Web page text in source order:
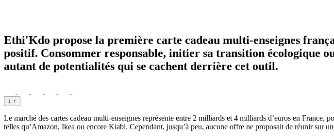
Ethi'Kdo propose la première carte cadeau multi-enseignes
positif. Consommer responsable, initier sa transition écologique
autant de potentialités qui se cachent derrière cet outil.
↓ ↑
Le marché des cartes cadeau multi-enseignes représente entre 2 milliards et 4 milliards d’euros en France,
telles qu’Amazon, Ikea ou encore Kiabi. Cependant, jusqu’à peu, aucune offre ne proposait de réunir sur